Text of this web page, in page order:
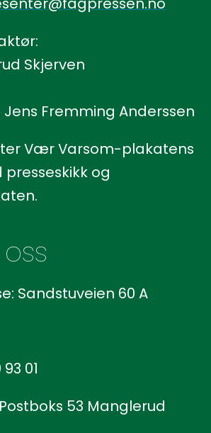
Skjerven
Fremming Anderssen
Vær Varsom-plakatens
og
Sandstuveien 60 A
01
53 Manglerud